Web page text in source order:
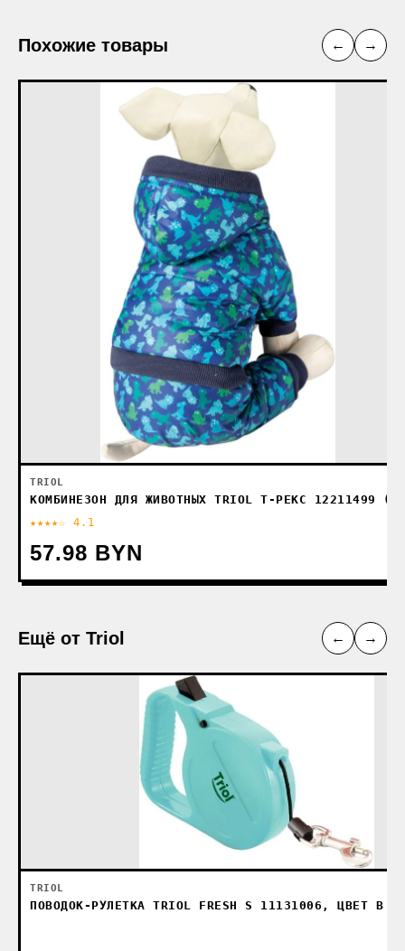
Похожие товары ← →
TRIOL
КОМБИНЕЗОН ДЛЯ ЖИВОТНЫХ TRIOL Т-РЕКС 12211499
★★★★☆ 4.1
57.98 BYN
Ещё от Triol ← →
TRIOL
ПОВОДОК-РУЛЕТКА TRIOL FRESH S 11131006, ЦВЕТ В